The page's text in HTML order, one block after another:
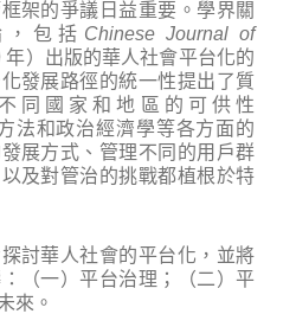
架的爭議日益重要。學界關
包括 Chinese Journal of
年）出版的華人社會平台化的
發展路徑的統一性提出了質
同國家和地區的可供性
法和政治經濟學等各方面的
展方式、管理不同的用戶群
及對管治的挑戰都植根於特
討華人社會的平台化，並將
（一）平台治理；（二）平
來。